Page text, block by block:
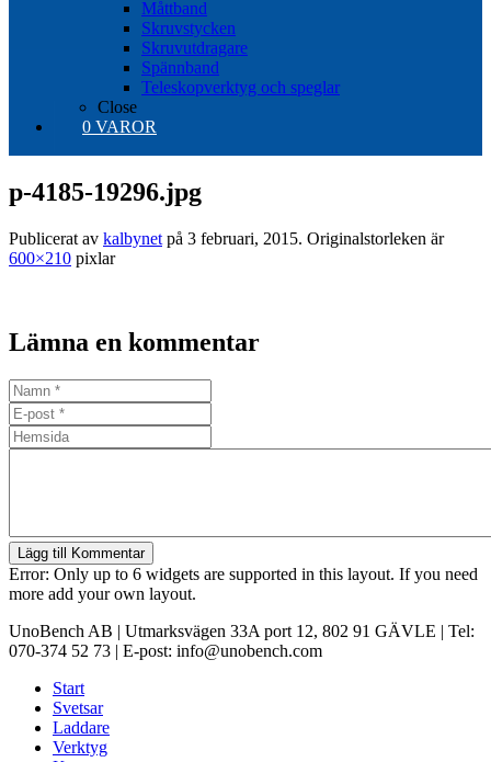
Måttband
Skruvstycken
Skruvutdragare
Spännband
Teleskopverktyg och speglar
Close
0 VAROR
p-4185-19296.jpg
Publicerat av kalbynet på 3 februari, 2015. Originalstorleken är
600×210 pixlar
Lämna en kommentar
Lägg till Kommentar
Error: Only up to 6 widgets are supported in this layout. If you need
more add your own layout.
UnoBench AB | Utmarksvägen 33A port 12, 802 91 GÄVLE | Tel:
070-374 52 73 | E-post: info@unobench.com
Start
Svetsar
Laddare
Verktyg